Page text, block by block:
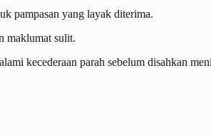
pampasan yang layak diterima.
maklumat sulit.
kecederaan parah sebelum disahkan